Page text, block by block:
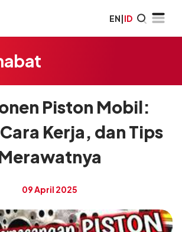
EN|ID
Piston Mobil:
Kerja, dan Tips
09 April 2025